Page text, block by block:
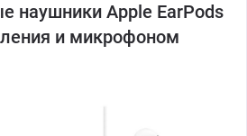
наушники Apple EarPods
и микрофоном